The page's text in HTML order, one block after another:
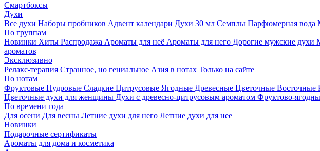
Смартбоксы
Духи
Все духи Наборы пробников Адвент календари Духи 30 мл Семплы Парфюмерная вода
По группам
Новинки Хиты Распродажа Ароматы для неё Ароматы для него Дорогие мужские духи
ароматов
Эксклюзивно
Релакс-терапия Странное, но гениальное Азия в нотах Только на сайте
По нотам
Фруктовые Пудровые Сладкие Цитрусовые Ягодные Древесные Цветочные Восточные
Цветочные духи для женщины Духи с древесно-цитрусовым ароматом Фруктово-
По времени года
Для осени Для весны Летние духи для него Летние духи для нее
Новинки
Подарочные сертификаты
Ароматы для дома и косметика